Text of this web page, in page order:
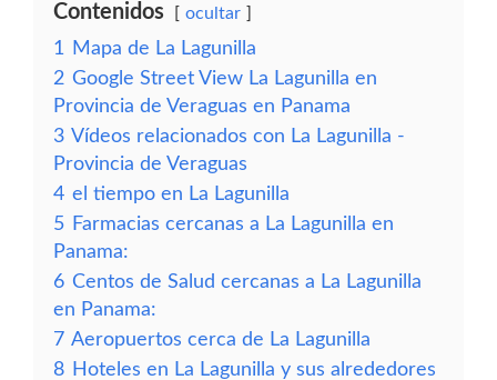
Contenidos ocultar
1
Mapa de La Lagunilla
2 Google Street View La Lagunilla en
Provincia de Veraguas en Panama
3 Vídeos relacionados con La Lagunilla -
Provincia de Veraguas
4 el tiempo en La Lagunilla
5 Farmacias cercanas a La Lagunilla en
Panama:
6 Centos de Salud cercanas a La Lagunilla
en Panama:
7 Aeropuertos cerca de La Lagunilla
8 Hoteles en La Lagunilla y sus alrededores